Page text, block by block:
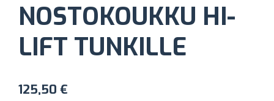
NOSTOKOUKKU HI-
LIFT TUNKILLE
125,50 €